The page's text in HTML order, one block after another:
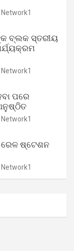
ବ୍ଲକ ସ୍ତରୀୟ
ପରେ
ଅନୁଷ୍ଠିତ
ରେଳ ଷ୍ଟେଶନ